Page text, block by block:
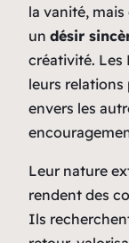
la vanité,
un désir
créativité. Les
leurs relations
envers les
Leur nature
rendent des
Ils